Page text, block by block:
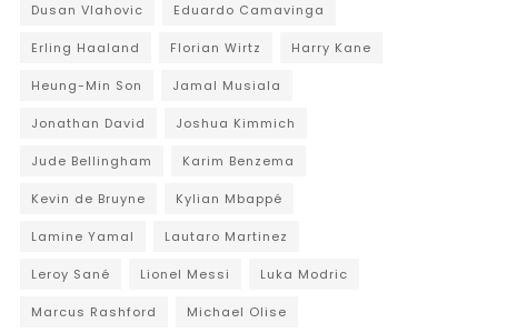
Dusan Vlahovic Eduardo Camavinga
Erling Haaland Florian Wirtz Harry Kane
Heung-Min Son Jamal Musiala
Jonathan David Joshua Kimmich
Jude Bellingham Karim Benzema
Kevin de Bruyne Kylian Mbappé
Lamine Yamal Lautaro Martinez
Leroy Sané Lionel Messi Luka Modric
Marcus Rashford Michael Olise